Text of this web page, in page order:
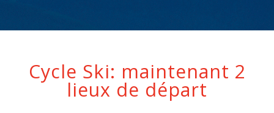
Cycle Ski: maintenant 2
lieux de départ